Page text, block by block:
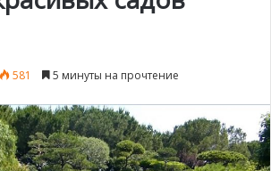
581 5 минуты на прочтение